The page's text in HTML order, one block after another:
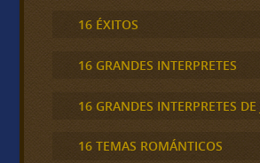
16 ÉXITOS
16 GRANDES INTERPRETES
16 GRANDES INTERPRETES DE
16 TEMAS ROMÁNTICOS